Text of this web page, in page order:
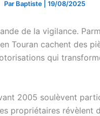
Par Baptiste 19/08/2025
de la vigilance.
Touran cachent des
qui
2005 soulèvent
propriétaires révèlent